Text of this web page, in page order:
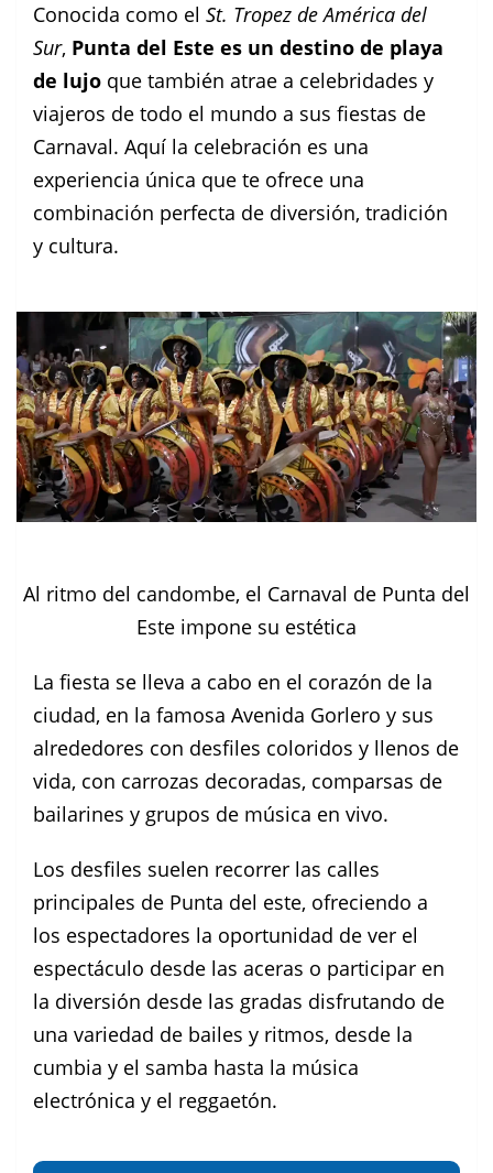
Conocida como el St. Tropez de América del
Sur, Punta del Este es un destino de playa
de lujo que también atrae a celebridades y
viajeros de todo el mundo a sus fiestas de
Carnaval. Aquí la celebración es una
experiencia única que te ofrece una
combinación perfecta de diversión, tradición
y cultura.
Al ritmo del candombe, el Carnaval de Punta del
Este impone su estética
La fiesta se lleva a cabo en el corazón de la
ciudad, en la famosa Avenida Gorlero y sus
alrededores con desfiles coloridos y llenos de
vida, con carrozas decoradas, comparsas de
bailarines y grupos de música en vivo.
Los desfiles suelen recorrer las calles
principales de Punta del este, ofreciendo a
los espectadores la oportunidad de ver el
espectáculo desde las aceras o participar en
la diversión desde las gradas disfrutando de
una variedad de bailes y ritmos, desde la
cumbia y el samba hasta la música
electrónica y el reggaetón.